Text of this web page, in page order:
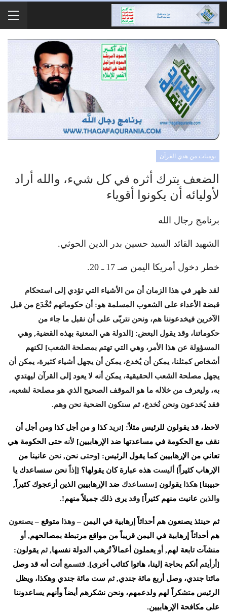
يوميات من هدي القرآن
الضعف يترك أثره في كل شيء، والله أراد
لأوليائه أن يكونوا أقوياء
برنامج رجال الله
الشهيد القائد السيد حسين بدر الدين الحوثي.
خطر دخول أمريكا اليمن صـ 17 ـ 20
.
لقد ظهر في هذا الزمان أن من الأشياء التي تؤدي إلى استحكام
قبضة الأعداء على الشعوب المسلمة هو: أن حكوماتهم تُخْدَع من قبل
الآخرين فيخدعوننا هم، ونحن نتربّى على أن نقبل ما جاء من
حكوماتنا، وقد يقول البعض: [ الدولة هي المعنية بهذه القضية, وهي
المسؤولة عن هذا الأمر، وهي التي تهتم بمصلحة الشعب] لكنهم
أشخاص كمثلنا، يمكن أن يُخدع، يمكن أن يجهل أشياء كثيرة، يمكن أن
يجهل مصلحة الشعب الحقيقية، يمكن أنه لا يعود إلى القرآن ليهتدي
به، وليعرف من خلاله ما هو الموقف الصحيح الذي هو مصلحة لشعبه،
فقد يُخدعون ونحن نُخدع، ثم سنكون الضحية نحن وهم.
لاحظ، قد يقولون للرئيس مثلاً: [نريد كذا و من أجل كذا ومن أجل أن
نقف مع الحكومة في مساعدتها ضد الإرهابيين] لأنه حتى الحكومة هي
تعاني من الإرهابيين كما يقول الرئيس: [وحتى نحن, نحن عانينا من
الإرهاب كثيراً ] أليست هذه عبارة كان يقولها؟ [إذاً نحن سنساعدك يا
حبيبنا] هكذا يقولون [سنساعدك ضد الإرهابيين الذين أزعجوك كثيراً ,
والذين عانيت منهم كثيراً ] وقد يرى ذلك جميلاً منهم!.
ثم حينئذ يصنعون هم أحداثاً إرهابية في اليمن –وهذا متوقع –يصنعون
هم أحداثاً إرهابية في اليمن قريباً من مواقع مرتبطة بمصالحهم, أو
منشآت تابعة لهم, أو يعملون أعمالاً تُرهب الدولة نفسها,ثم يقولون:
[ أرأيتم أنكم بحاجة إلينا، هاتوا كتائب أخرى]. فتسمع أنت أنه قد وصل
مائتا جندي، وصل أربع مائة جندي,ثم ست مائة جندي وهكذا، ويظل
الرئيس متشكراً لهم ولدعمهم، ونحن نشكرهم أيضاً وأنهم يساعدوننا
على مكافحة الإرهابيين.